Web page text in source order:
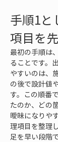
手順1と
項目を
最初の手順は
ることです。
やすいのは、
の後で設計値
す。この順番
たのか、どの
曖昧になりや
理項目を整理
足を早い段階